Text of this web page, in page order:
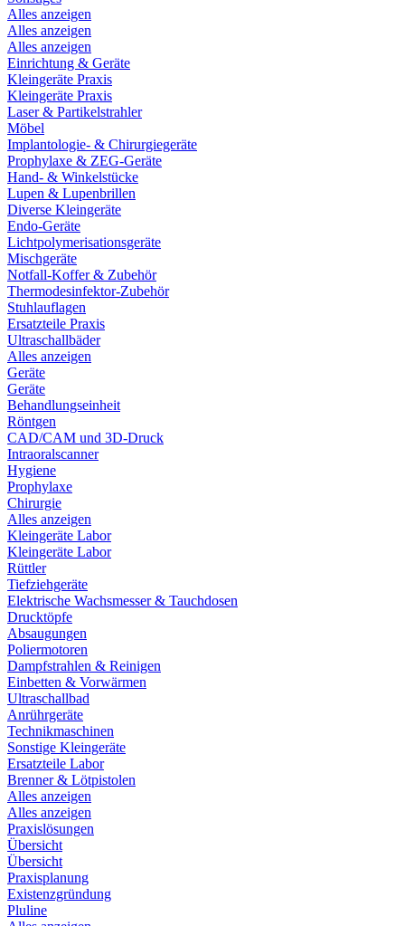
Alles anzeigen
Alles anzeigen
Alles anzeigen
Einrichtung & Geräte
Kleingeräte Praxis
Kleingeräte Praxis
Laser & Partikelstrahler
Möbel
Implantologie- & Chirurgiegeräte
Prophylaxe & ZEG-Geräte
Hand- & Winkelstücke
Lupen & Lupenbrillen
Diverse Kleingeräte
Endo-Geräte
Lichtpolymerisationsgeräte
Mischgeräte
Notfall-Koffer & Zubehör
Thermodesinfektor-Zubehör
Stuhlauflagen
Ersatzteile Praxis
Ultraschallbäder
Alles anzeigen
Geräte
Geräte
Behandlungseinheit
Röntgen
CAD/CAM und 3D-Druck
Intraoralscanner
Hygiene
Prophylaxe
Chirurgie
Alles anzeigen
Kleingeräte Labor
Kleingeräte Labor
Rüttler
Tiefziehgeräte
Elektrische Wachsmesser & Tauchdosen
Drucktöpfe
Absaugungen
Poliermotoren
Dampfstrahlen & Reinigen
Einbetten & Vorwärmen
Ultraschallbad
Anrührgeräte
Technikmaschinen
Sonstige Kleingeräte
Ersatzteile Labor
Brenner & Lötpistolen
Alles anzeigen
Alles anzeigen
Praxislösungen
Übersicht
Übersicht
Praxisplanung
Existenzgründung
Pluline